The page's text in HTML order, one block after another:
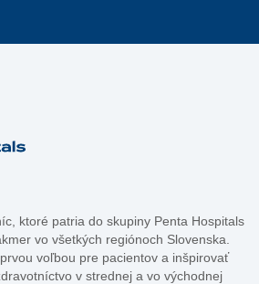
ktoré patria do skupiny Penta Hospitals
vo všetkých regiónoch Slovenska.
voľbou pre pacientov a inšpirovať
v strednej a vo východnej